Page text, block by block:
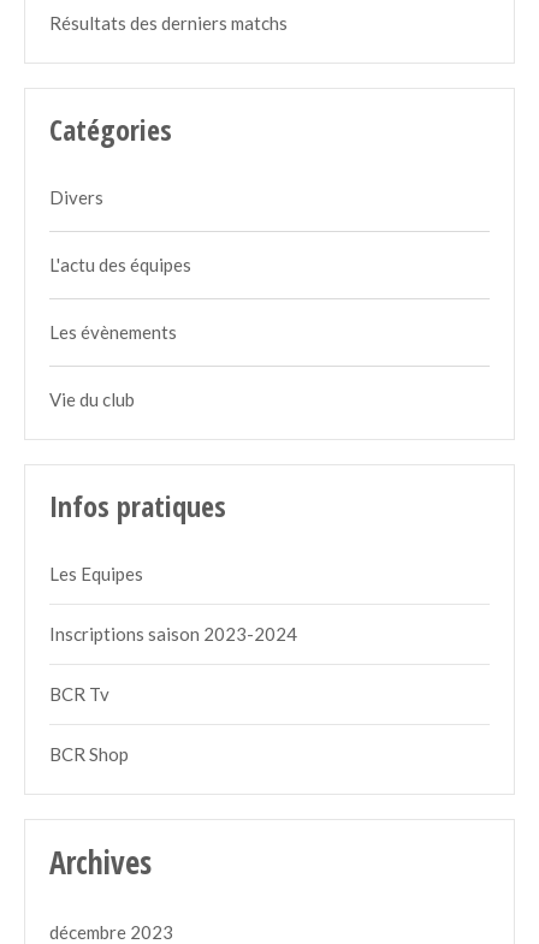
Résultats des derniers matchs
Catégories
Divers
L'actu des équipes
Les évènements
Vie du club
Infos pratiques
Les Equipes
Inscriptions saison 2023-2024
BCR Tv
BCR Shop
Archives
décembre 2023